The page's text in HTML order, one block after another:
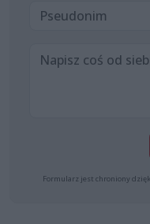
Formularz jest chroniony dzięki